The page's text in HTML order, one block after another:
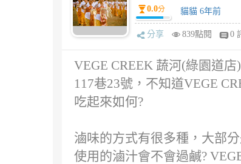
0.0分 貓貓 6年前
分享 839點閱 0
VEGE CREEK 蔬河(綠園道
117巷23號，不知道VEGE
吃起來如何?
滷味的方式有很多種，大部
使用的滷汁會不會過鹹?